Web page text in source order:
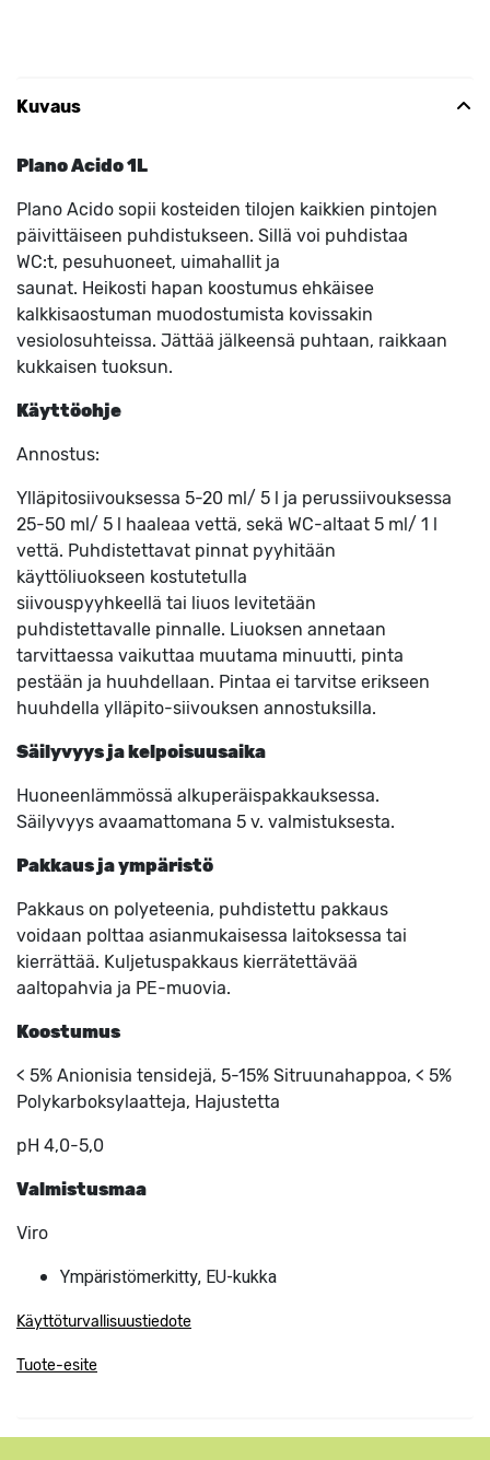
Kuvaus
Plano Acido 1L
Plano Acido sopii kosteiden tilojen kaikkien pintojen
päivittäiseen puhdistukseen. Sillä voi puhdistaa
WC:t, pesuhuoneet, uimahallit ja
saunat. Heikosti hapan koostumus ehkäisee
kalkkisaostuman muodostumista kovissakin
vesiolosuhteissa. Jättää jälkeensä puhtaan, raikkaan
kukkaisen tuoksun.
Käyttöohje
Annostus:
Ylläpitosiivouksessa 5-20 ml/ 5 l ja perussiivouksessa
25-50 ml/ 5 l haaleaa vettä, sekä WC-altaat 5 ml/ 1 l
vettä. Puhdistettavat pinnat pyyhitään
käyttöliuokseen kostutetulla
siivouspyyhkeellä tai liuos levitetään
puhdistettavalle pinnalle. Liuoksen annetaan
tarvittaessa vaikuttaa muutama minuutti, pinta
pestään ja huuhdellaan. Pintaa ei tarvitse erikseen
huuhdella ylläpito-siivouksen annostuksilla.
Säilyvyys ja kelpoisuusaika
Huoneenlämmössä alkuperäispakkauksessa.
Säilyvyys avaamattomana 5 v. valmistuksesta.
Pakkaus ja ympäristö
Pakkaus on polyeteenia, puhdistettu pakkaus
voidaan polttaa asianmukaisessa laitoksessa tai
kierrättää. Kuljetuspakkaus kierrätettävää
aaltopahvia ja PE-muovia.
Koostumus
< 5% Anionisia tensidejä, 5-15% Sitruunahappoa, < 5%
Polykarboksylaatteja, Hajustetta
pH 4,0-5,0
Valmistusmaa
Viro
Ympäristömerkitty, EU-kukka
Käyttöturvallisuustiedote
Tuote-esite